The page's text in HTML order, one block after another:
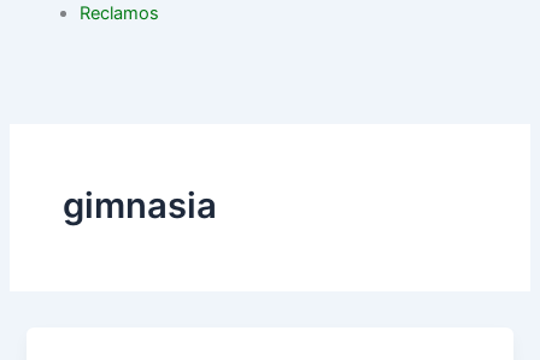
Reclamos
gimnasia